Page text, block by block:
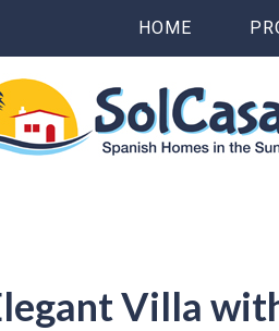
HOME
Villa